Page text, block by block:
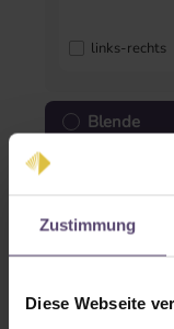
Zustimmung
Diese Webseite
links-rechts
Blende
Blende